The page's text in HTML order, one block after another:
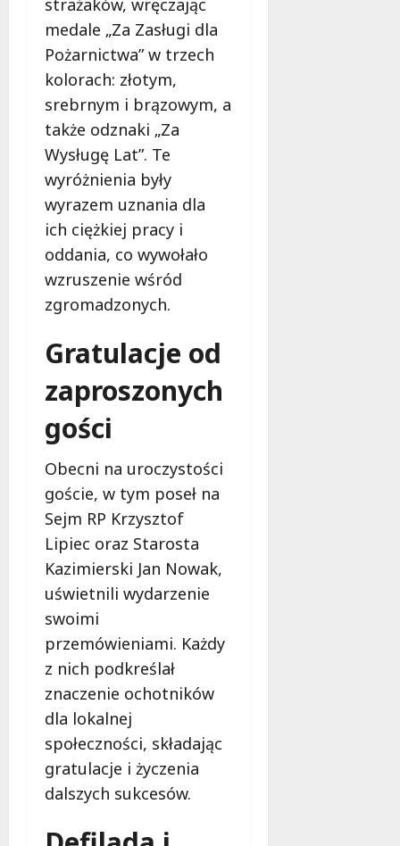
strażaków, wręczając
medale „Za Zasługi dla
Pożarnictwa” w trzech
kolorach: złotym,
srebrnym i brązowym, a
także odznaki „Za
Wysługę Lat”. Te
wyróżnienia były
wyrazem uznania dla
ich ciężkiej pracy i
oddania, co wywołało
wzruszenie wśród
zgromadzonych.
Gratulacje od
zaproszonych
gości
Obecni na uroczystości
goście, w tym poseł na
Sejm RP Krzysztof
Lipiec oraz Starosta
Kazimierski Jan Nowak,
uświetnili wydarzenie
swoimi
przemówieniami. Każdy
z nich podkreślał
znaczenie ochotników
dla lokalnej
społeczności, składając
gratulacje i życzenia
dalszych sukcesów.